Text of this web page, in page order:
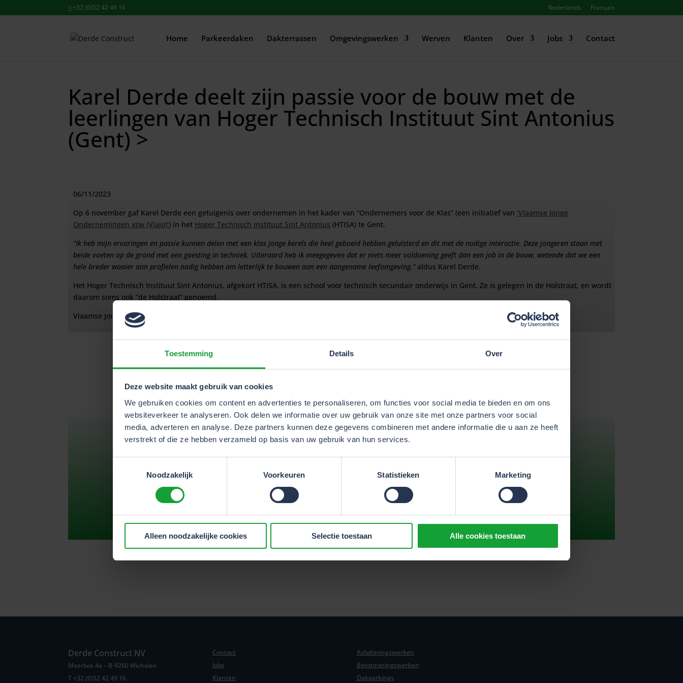
Toestemming Details Over
Deze website maakt gebruik van cookies
We gebruiken cookies om content en advertenties te personaliseren, om functies voor social media te bieden en om ons
websiteverkeer te analyseren. Ook delen we informatie over uw gebruik van onze site met onze partners voor social
media, adverteren en analyse. Deze partners kunnen deze gegevens combineren met andere informatie die u aan ze heeft
verstrekt of die ze hebben verzameld op basis van uw gebruik van hun services.
Noodzakelijk
Voorkeuren Statistieken Marketing
Alleen noodzakelijke cookies Selectie toestaan Alle cookies toestaan
+32 (0)52 42 49 16 Nederlands Français
Home Parkeerdaken Dakterrassen Omgevingswerken Werven Klanten Over Jobs Contact
Karel Derde deelt zijn passie voor de bouw met de
leerlingen van Hoger Technisch Instituut Sint Antonius
(Gent) >
06/11/2023
Op 6 november gaf Karel Derde een getuigenis over ondernemen in het kader van “Ondernemers voor de Klas” (een initiatief van‘Vlaamse Jonge
Ondernemingen vzw (Vlajo)‘) in het Hoger Technisch Instituut Sint Antonius (HTISA) te Gent.
“Ik heb mijn ervaringen en passie kunnen delen met een klas jonge kerels die heel geboeid hebben geluisterd en dit met de nodige interactie. Deze jongeren staan met
beide voeten op de grond met een goesting in techniek. Uiteraard heb ik meegegeven dat er niets meer voldoening geeft dan een job in de bouw, wetende dat we een
hele breder waaier aan profielen nodig hebben om letterlijk te bouwen aan een aangename leefomgeving,”aldus Karel Derde.
Het Hoger Technisch Instituut Sint Antonius, afgekort HTISA, is een school voor technisch secundair onderwijs in Gent. Ze is gelegen in de Holstraat, en wordt
daarom soms ook “de Holstraat” genoemd.
Vlaamse Jonge Ondernemingen vzw, kortweg Vlajo, stimuleert ondernemingszin en ondernemerschap bij de schoolgaande jeugd.
E-nieuwsbrief
Lees de recentste edities
Inschrijven
Derde Construct NV
Meerbos 4a – B-9260 Wichelen
T +32 (0)52 42 49 16
Contact
Jobs
Klanten
Asfalteringswerken
Betonneringswerken
Dakparkings